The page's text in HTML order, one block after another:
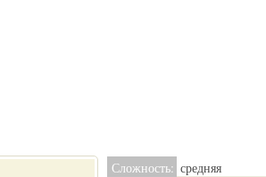
Сложность: средняя